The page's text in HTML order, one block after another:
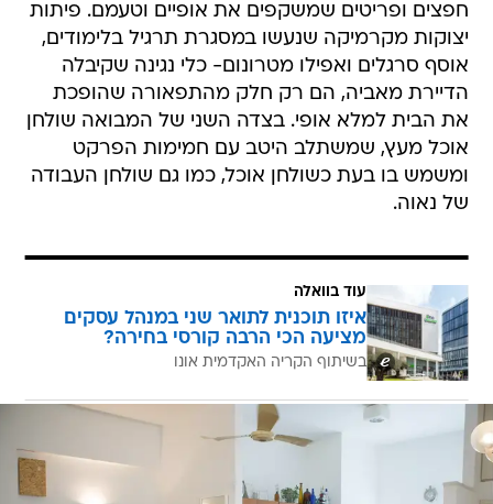
חפצים ופריטים שמשקפים את אופיים וטעמם. פיתות
יצוקות מקרמיקה שנעשו במסגרת תרגיל בלימודים,
אוסף סרגלים ואפילו מטרונום- כלי נגינה שקיבלה
הדיירת מאביה, הם רק חלק מהתפאורה שהופכת
את הבית למלא אופי. בצדה השני של המבואה שולחן
אוכל מעץ, שמשתלב היטב עם חמימות הפרקט
ומשמש בו בעת כשולחן אוכל, כמו גם שולחן העבודה
של נאוה.
עוד בוואלה
איזו תוכנית לתואר שני במנהל עסקים
מציעה הכי הרבה קורסי בחירה?
בשיתוף הקריה האקדמית אונו